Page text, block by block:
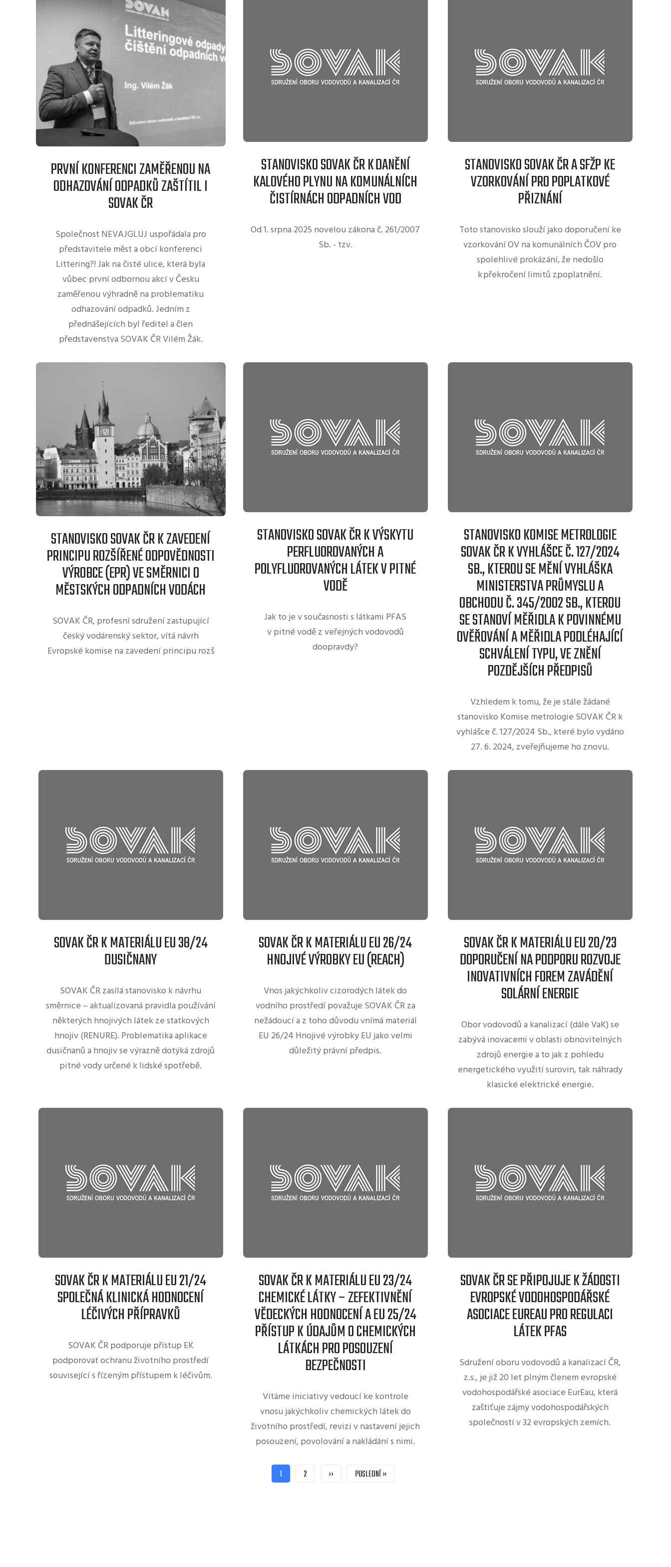
PRVNÍ KONFERENCI ZAMĚŘENOU NA
ODHAZOVÁNÍ ODPADKŮ ZAŠTÍTIL I
SOVAK ČR
Společnost NEVAJGLUJ uspořádala pro
představitele měst a obcí konferenci
Littering?! Jak na čisté ulice, která byla
vůbec první odbornou akcí v Česku
zaměřenou výhradně na problematiku
odhazování odpadků. Jedním z
přednášejících byl ředitel a člen
představenstva SOVAK ČR Vilém Žák.
STANOVISKO SOVAK ČR K DANĚNÍ
KALOVÉHO PLYNU NA KOMUNÁLNÍCH
ČISTÍRNÁCH ODPADNÍCH VOD
Od 1. srpna 2025 novelou zákona č. 261/2007
Sb. - tzv.
STANOVISKO SOVAK ČR A SFŽP KE
VZORKOVÁNÍ PRO POPLATKOVÉ
PŘIZNÁNÍ
Toto stanovisko slouží jako doporučení ke
vzorkování OV na komunálních ČOV pro
spolehlivé prokázání, že nedošlo
k překročení limitů zpoplatnění.
STANOVISKO SOVAK ČR K ZAVEDENÍ
PRINCIPU ROZŠÍŘENÉ ODPOVĚDNOSTI
VÝROBCE (EPR) VE SMĚRNICI O
MĚSTSKÝCH ODPADNÍCH VODÁCH
SOVAK ČR, profesní sdružení zastupující
český vodárenský sektor, vítá návrh
Evropské komise na zavedení principu rozš
STANOVISKO SOVAK ČR K VÝSKYTU
PERFLUOROVANÝCH A
POLYFLUOROVANÝCH LÁTEK V PITNÉ
VODĚ
​​​​​​​Jak to je v současnosti s látkami PFAS
v pitné vodě z veřejných vodovodů
doopravdy?
STANOVISKO KOMISE METROLOGIE
SOVAK ČR K VYHLÁŠCE Č. 127/2024
SB., KTEROU SE MĚNÍ VYHLÁŠKA
MINISTERSTVA PRŮMYSLU A
OBCHODU Č. 345/2002 SB., KTEROU
SE STANOVÍ MĚŘIDLA K POVINNÉMU
OVĚŘOVÁNÍ A MĚŘIDLA PODLÉHAJÍCÍ
SCHVÁLENÍ TYPU, VE ZNĚNÍ
POZDĚJŠÍCH PŘEDPISŮ
Vzhledem k tomu, že je stále žádané
stanovisko Komise metrologie SOVAK ČR k
vyhlášce č. 127/2024 Sb., které bylo vydáno
27. 6. 2024, zveřejňujeme ho znovu.
SOVAK ČR K MATERIÁLU EU 38/24
DUSIČNANY
SOVAK ČR zasílá stanovisko k návrhu
směrnice – aktualizovaná pravidla používání
některých hnojivých látek ze statkových
hnojiv (RENURE). Problematika aplikace
dusičnanů a hnojiv se výrazně dotýká zdrojů
pitné vody určené k lidské spotřebě.
SOVAK ČR K MATERIÁLU EU 26/24
HNOJIVÉ VÝROBKY EU (REACH)
Vnos jakýchkoliv cizorodých látek do
vodního prostředí považuje SOVAK ČR za
nežádoucí a z toho důvodu vnímá materiál
EU 26/24 Hnojivé výrobky EU jako velmi
důležitý právní předpis.
SOVAK ČR K MATERIÁLU EU 20/23
DOPORUČENÍ NA PODPORU ROZVOJE
INOVATIVNÍCH FOREM ZAVÁDĚNÍ
SOLÁRNÍ ENERGIE
Obor vodovodů a kanalizací (dále VaK) se
zabývá inovacemi v oblasti obnovitelných
zdrojů energie a to jak z pohledu
energetického využití surovin, tak náhrady
klasické elektrické energie.
SOVAK ČR K MATERIÁLU EU 21/24
SPOLEČNÁ KLINICKÁ HODNOCENÍ
LÉČIVÝCH PŘÍPRAVKŮ
SOVAK ČR podporuje přístup EK
podporovat ochranu životního prostředí
související s řízeným přístupem k léčivům.
SOVAK ČR K MATERIÁLU EU 23/24
CHEMICKÉ LÁTKY – ZEFEKTIVNĚNÍ
VĚDECKÝCH HODNOCENÍ A EU 25/24
PŘÍSTUP K ÚDAJŮM O CHEMICKÝCH
LÁTKÁCH PRO POSOUZENÍ
BEZPEČNOSTI
​​​​​​​Vítáme iniciativy vedoucí ke kontrole
vnosu jakýchkoliv chemických látek do
životního prostředí, revizi v nastavení jejich
posouzení, povolování a nakládání s nimi.
SOVAK ČR SE PŘIPOJUJE K ŽÁDOSTI
EVROPSKÉ VODOHOSPODÁŘSKÉ
ASOCIACE EUREAU PRO REGULACI
LÁTEK PFAS
Sdružení oboru vodovodů a kanalizací ČR,
z.s., je již 20 let plným členem evropské
vodohospodářské asociace EurEau, která
zaštiťuje zájmy vodohospodářských
společností v 32 evropských zemích.
AKTUÁLNÍ
1 STRÁNKA
2
NÁSLEDUJÍCÍ
››
POSLEDNÍ
POSLEDNÍ »